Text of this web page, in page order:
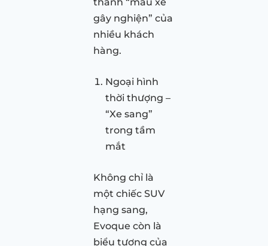
gây nghiện” của
nhiều khách
hàng.
Ngoại hình
thời thượng –
“Xe sang”
trong tầm
mắt
Không chỉ là
một chiếc SUV
hạng sang,
Evoque còn là
biểu tượng của